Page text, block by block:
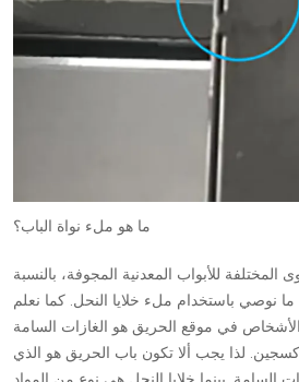
ما هو ملء نواة الباب؟
المختلفة للأبواب المعدنية المجوفة، بالنسبة
ما نوصي باستخدام ملء خلايا النحل. كما نعلم
في موقع الحريق هو الغازات السامة
لذا يجب ألا تكون باب الحريق هو الذي